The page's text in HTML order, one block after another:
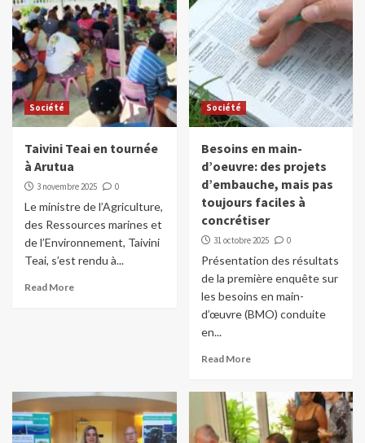
Société
Taivini Teai en tournée
à Arutua
3 novembre 2025 0
Le ministre de l’Agriculture,
des Ressources marines et
de l’Environnement, Taivini
Teai, s’est rendu à...
Read More
Société
Besoins en main-
d’oeuvre: des projets
d’embauche, mais pas
toujours faciles à
concrétiser
31 octobre 2025 0
Présentation des résultats
de la première enquête sur
les besoins en main-
d’œuvre (BMO) conduite
en...
Read More